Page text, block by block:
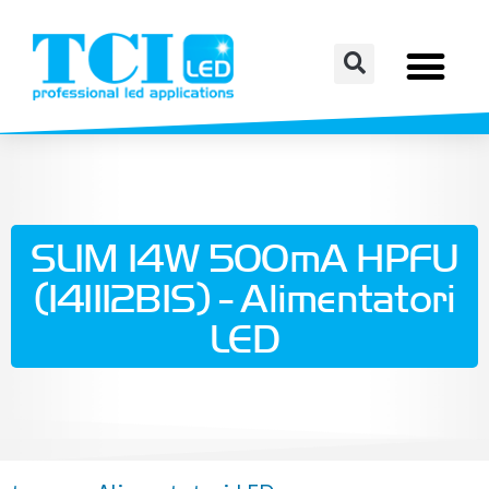
SLIM 14W 500mA HPFU
(141112BIS) - Alimentatori
LED